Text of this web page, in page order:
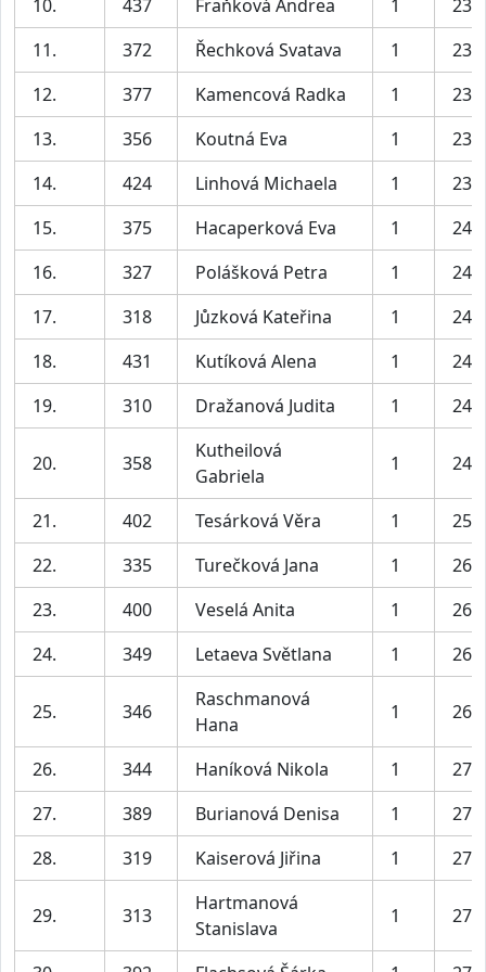
10. 437 Fraňková Andrea 1
11.
372 Řechková Svatava 1
12.
377 Kamencová Radka 1
13.
356 Koutná Eva 1
14.
424 Linhová Michaela 1
15.
375 Hacaperková Eva 1
16.
327 Polášková Petra 1
17.
318 Jůzková Kateřina 1
18.
431 Kutíková Alena 1
19.
310 Dražanová Judita 1
20. 358
Kutheilová
Gabriela
1
21. 402 Tesárková Věra 1
22.
335 Turečková Jana 1
23.
400 Veselá Anita 1
24.
349 Letaeva Světlana 1
25. 346
Raschmanová
Hana
1
26. 344 Haníková Nikola 1
27.
389 Burianová Denisa 1
28.
319 Kaiserová Jiřina 1
29. 313
Hartmanová
Stanislava
1